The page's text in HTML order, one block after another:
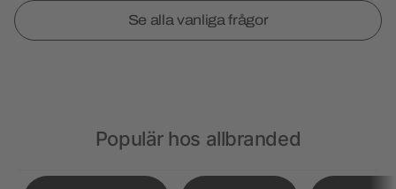
Se alla vanliga frågor
Populär hos allbranded